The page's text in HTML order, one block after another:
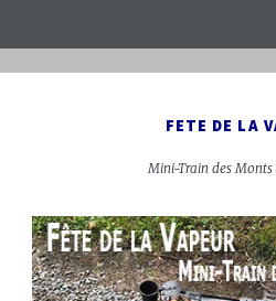
FETE DE LA
Mini-Train des Monts